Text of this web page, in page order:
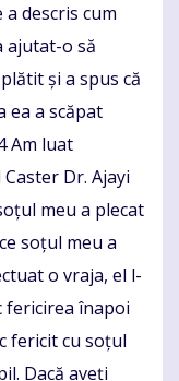
descris cum
ajutat-o ​​să
și a spus că
ea a scăpat
Am luat
Dr. Ajayi
meu a plecat
soțul meu a
o vraja, el l-
fericirea înapoi
fericit cu soțul
Dacă aveți